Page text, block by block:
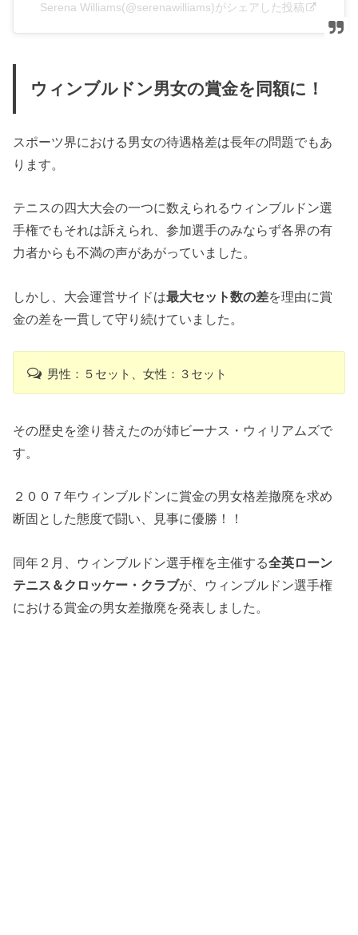
Serena Williams(@serenawilliams)がシェアした投稿
ウィンブルドン男女の賞金を同額に！
スポーツ界における男女の待遇格差は長年の問題でもあ
ります。
テニスの四大大会の一つに数えられるウィンブルドン選
手権でもそれは訴えられ、参加選手のみならず各界の有
力者からも不満の声があがっていました。
しかし、大会運営サイドは最大セット数の差を理由に賞
金の差を一貫して守り続けていました。
男性：５セット、女性：３セット
その歴史を塗り替えたのが姉ビーナス・ウィリアムズで
す。
２００７年ウィンブルドンに賞金の男女格差撤廃を求め
断固とした態度で闘い、見事に優勝！！
同年２月、ウィンブルドン選手権を主催する全英ローン
テニス＆クロッケー・クラブが、ウィンブルドン選手権
における賞金の男女差撤廃を発表しました。